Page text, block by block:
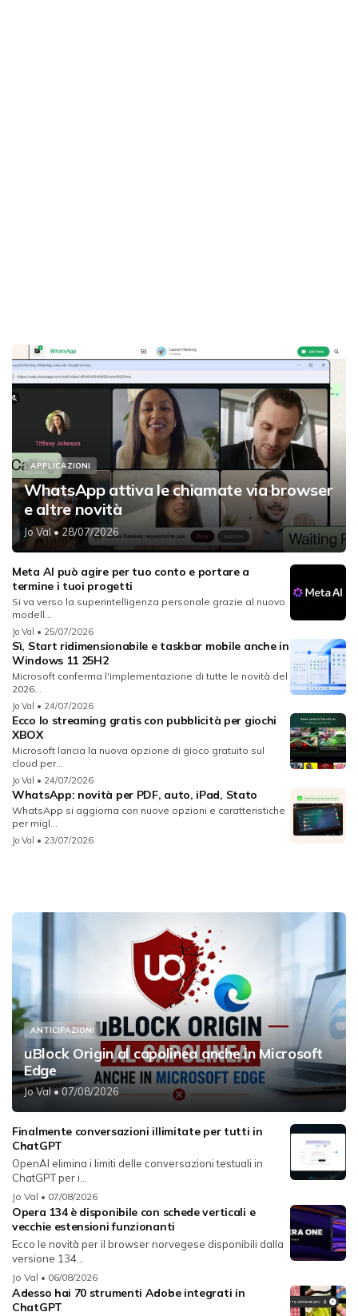
APPLICAZIONI
WhatsApp attiva le chiamate via browser
e altre novità
Jo Val• 28/07/2026
Meta AI può agire per tuo conto e portare a
termine i tuoi progetti
Si va verso la superintelligenza personale grazie al nuovo
modell...
Jo Val • 25/07/2026
Sì, Start ridimensionabile e taskbar mobile anche in
Windows 11 25H2
Microsoft conferma l'implementazione di tutte le novità del
2026...
Jo Val • 24/07/2026
Ecco lo streaming gratis con pubblicità per giochi
XBOX
Microsoft lancia la nuova opzione di gioco gratuito sul
cloud per...
Jo Val • 24/07/2026
WhatsApp: novità per PDF, auto, iPad, Stato
WhatsApp si aggiorna con nuove opzioni e caratteristiche
per migl...
Jo Val • 23/07/2026
ANTICIPAZIONI
uBlock Origin al capolinea anche in Microsoft
Edge
Jo Val• 07/08/2026
Finalmente conversazioni illimitate per tutti in
ChatGPT
OpenAI elimina i limiti delle conversazioni testuali in
ChatGPT per i...
Jo Val • 07/08/2026
Opera 134 è disponibile con schede verticali e
vecchie estensioni funzionanti
Ecco le novità per il browser norvegese disponibili dalla
versione 134...
Jo Val • 06/08/2026
Adesso hai 70 strumenti Adobe integrati in
ChatGPT